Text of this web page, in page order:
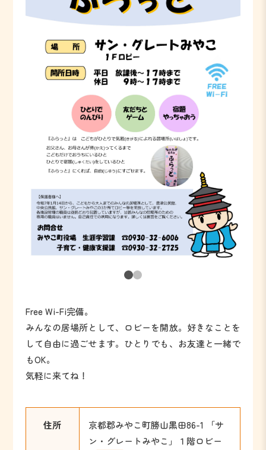
Free Wi-Fi完備。
みんなの居場所として、ロビーを開放。好きなことを
して自由に過ごせます。ひとりでも、お友達と一緒で
もOK。
気軽に来てね！
住所
京都郡みやこ町勝山黒田86-1 「サ
ン・グレートみやこ」１階ロビー